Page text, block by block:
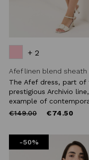
+ 2
Afef linen blend sheath
The Afef dress, part of
prestigious Archivio
example of
Price
€149.00to €74.50
-50%